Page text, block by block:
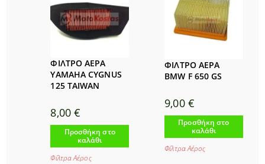
ΦΙΛΤΡΟ ΑΕΡΑ
YAMAHA CYGNUS
125 TAIWAN
8,00 €
Προσθήκη στο
καλάθι
Φίλτρα Αέρος
ΦΙΛΤΡΟ ΑΕΡΑ
BMW F 650 GS
9,00 €
Προσθήκη στο
καλάθι
Φίλτρα Αέρος